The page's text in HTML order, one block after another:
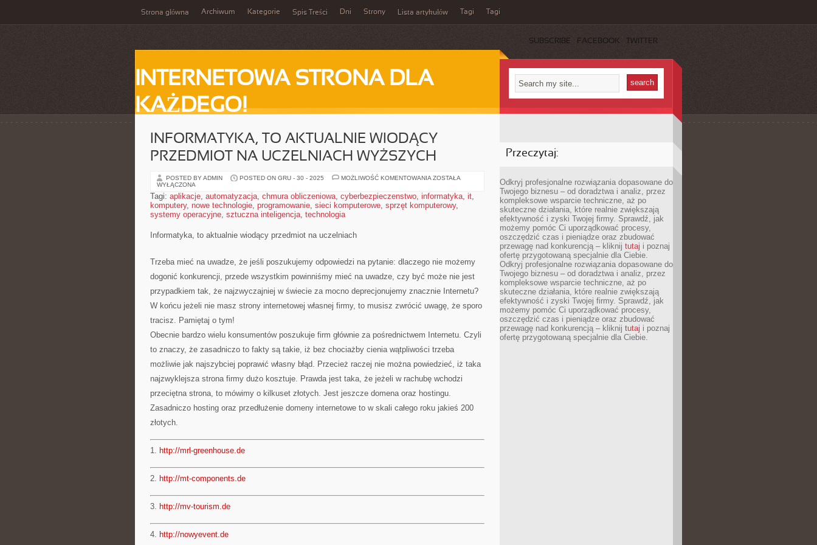
Strona główna Archiwum Kategorie Spis Treści Dni Strony Lista artykułów Tagi Tagi
SUBSCRIBE FACEBOOK TWITTER
INTERNETOWA STRONA DLA
KAŻDEGO!
INFORMATYKA, TO AKTUALNIE WIODĄCY
PRZEDMIOT NA UCZELNIACH WYŻSZYCH
POSTED BY ADMIN POSTED ON GRU - 30 - 2025 MOŻLIWOŚĆ KOMENTOWANIA INFORMATYKA,
WIODĄCY
PRZEDMIOT
ZOSTAŁA
WYŁĄCZONA
Tagi: aplikacje, automatyzacja, chmura obliczeniowa, cyberbezpieczenstwo, informatyka, it,
komputery, nowe technologie, programowanie, sieci komputerowe, sprzęt komputerowy,
systemy operacyjne, sztuczna inteligencja, technologia
Informatyka, to aktualnie wiodący przedmiot na uczelniach
Trzeba mieć na uwadze, że jeśli poszukujemy odpowiedzi na pytanie: dlaczego nie możemy
dogonić konkurencji, przede wszystkim powinniśmy mieć na uwadze, czy być może nie jest
przypadkiem tak, że najzwyczajniej w świecie za mocno deprecjonujemy znacznie Internetu?
W końcu jeżeli nie masz strony internetowej własnej firmy, to musisz zwrócić uwagę, że sporo
tracisz. Pamiętaj o tym!
Obecnie bardzo wielu konsumentów poszukuje firm głównie za pośrednictwem Internetu. Czyli
to znaczy, że zasadniczo to fakty są takie, iż bez chociażby cienia wątpliwości trzeba
możliwie jak najszybciej poprawić własny błąd. Przecież raczej nie można powiedzieć, iż taka
najzwyklejsza strona firmy dużo kosztuje. Prawda jest taka, że jeżeli w rachubę wchodzi
przeciętna strona, to mówimy o kilkuset złotych. Jest jeszcze domena oraz hostingu.
Zasadniczo hosting oraz przedłużenie domeny internetowe to w skali całego roku jakieś 200
złotych.
1. http://mrl-greenhouse.de
2. http://mt-components.de
3. http://mv-tourism.de
4. http://nowyevent.de
Przeczytaj:
Odkryj profesjonalne rozwiązania dopasowane do
Twojego biznesu – od doradztwa i analiz, przez
kompleksowe wsparcie techniczne, aż po
skuteczne działania, które realnie zwiększają
efektywność i zyski Twojej firmy. Sprawdź, jak
możemy pomóc Ci uporządkować procesy,
oszczędzić czas i pieniądze oraz zbudować
przewagę nad konkurencją – kliknij tutaj i poznaj
ofertę przygotowaną specjalnie dla Ciebie.
Odkryj profesjonalne rozwiązania dopasowane do
Twojego biznesu – od doradztwa i analiz, przez
kompleksowe wsparcie techniczne, aż po
skuteczne działania, które realnie zwiększają
efektywność i zyski Twojej firmy. Sprawdź, jak
możemy pomóc Ci uporządkować procesy,
oszczędzić czas i pieniądze oraz zbudować
przewagę nad konkurencją – kliknij tutaj i poznaj
ofertę przygotowaną specjalnie dla Ciebie.